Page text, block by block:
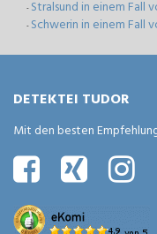
- Stralsund in einem Fall
- Schwerin in einem Fall
DETEKTEI TUDOR
Mit den besten